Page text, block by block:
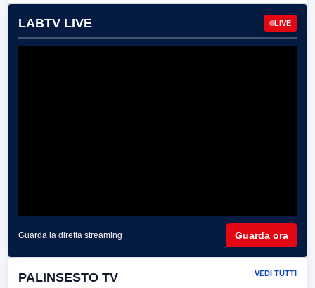
LABTV LIVE LIVE
Guarda la diretta streaming Guarda ora
PALINSESTO TV VEDI TUTTI